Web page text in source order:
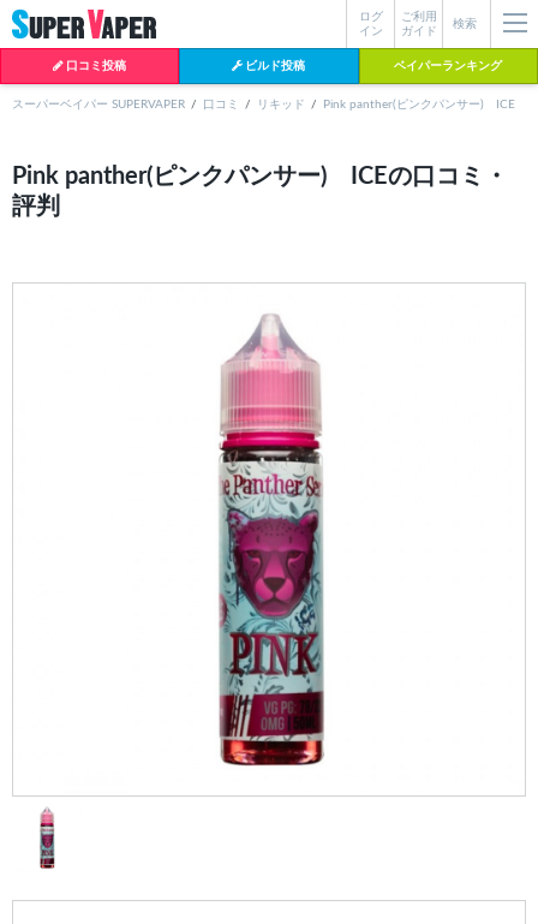
検索
ご利用
ガイド
ログ
イン
口コミ投稿 ビルド投稿 ベイパーランキング
よく検索されているワード
18650
melo istick 2026 2025 hiliq
MENTHOL(タバコメンソール)
スーパーベイパー SUPERVAPER 口コミ リキッド Pink panther(ピンクパンサー) ICE
Pink panther(ピンクパンサー) ICEの口コミ・
評判
見つからない場合データベースに該当の商品がまだ登録されていない可能
性があります。スーパーベイパー運営に